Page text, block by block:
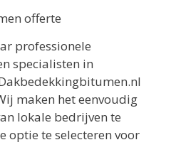
professionele
specialisten in
maken het eenvoudig
lokale bedrijven te
optie te selecteren voor